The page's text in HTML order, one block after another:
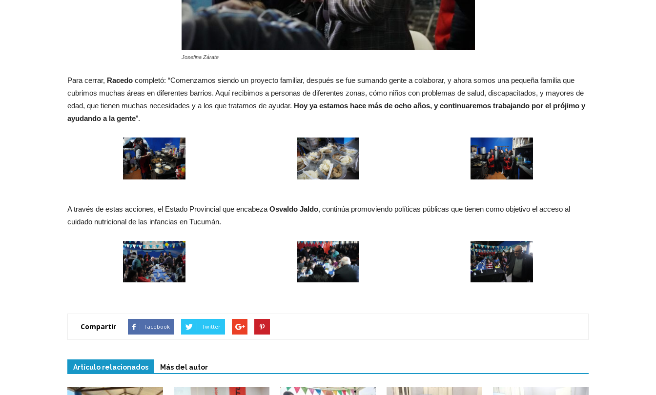
Josefina Zárate
Para cerrar, Racedo completó: “Comenzamos siendo un proyecto familiar, después se fue sumando gente a colaborar, y ahora somos una pequeña familia que
cubrimos muchas áreas en diferentes barrios. Aquí recibimos a personas de diferentes zonas, cómo niños con problemas de salud, discapacitados, y mayores de
edad, que tienen muchas necesidades y a los que tratamos de ayudar. Hoy ya estamos hace más de ocho años, y continuaremos trabajando por el prójimo y
ayudando a la gente”.
A través de estas acciones, el Estado Provincial que encabeza Osvaldo Jaldo, continúa promoviendo políticas públicas que tienen como objetivo el acceso al
cuidado nutricional de las infancias en Tucumán.
Compartir Facebook Twitter
Artículo relacionados Más del autor